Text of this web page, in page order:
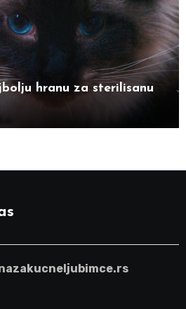
hranu za sterilisanu